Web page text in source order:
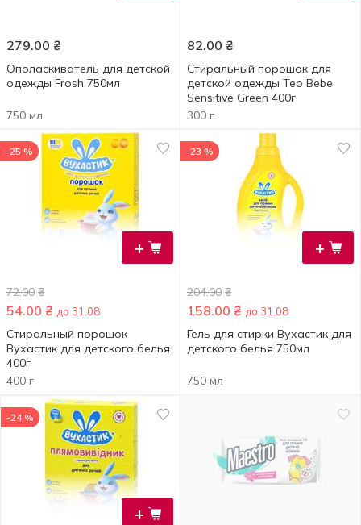
279.00 ₴
Ополаскиватель для детской
одежды Frosh 750мл
750 мл
82.00 ₴
Стиральный порошок для
детской одежды Teo Bebe
Sensitive Green 400г
300 г
+
-25 %
72.00 ₴
54.00 ₴ до 31.08
Стиральный порошок
Вухастик для детского белья
400г
400 г
+
-23 %
204.00 ₴
158.00 ₴ до 31.08
Гель для стирки Вухастик для
детского белья 750мл
750 мл
+
-24 %